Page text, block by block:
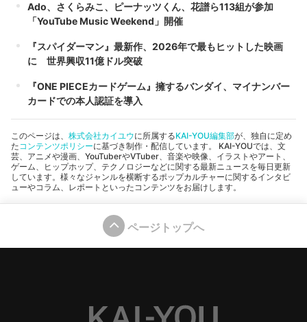
Ado、さくらみこ、ピーナッツくん、花譜ら113組が参加
「YouTube Music Weekend」開催
『スパイダーマン』最新作、2026年で最もヒットした映画
に 世界興収11億ドル突破
『ONE PIECEカードゲーム』擁するバンダイ、マイナンバー
カードでの本人認証を導入
このページは、 株式会社カイユウに所属するKAI-YOU編集部が、独自に定め
たコンテンツポリシーに基づき制作・配信しています。 KAI-YOUでは、文
芸、アニメや漫画、YouTuberやVTuber、音楽や映像、イラストやアート、
ゲーム、ヒップホップ、テクノロジーなどに関する最新ニュースを毎日更新
しています。様々なジャンルを横断するポップカルチャーに関するインタビ
ューやコラム、レポートといったコンテンツをお届けします。
ページトップへ